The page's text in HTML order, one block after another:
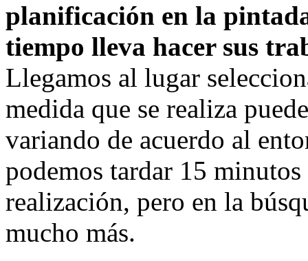
planificación en la
tiempo lleva hacer sus
Llegamos al lugar
medida que se realiza
variando de acuerdo al
podemos tardar 15
realización, pero en la
mucho más.